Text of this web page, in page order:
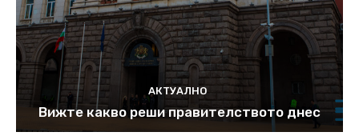
АКТУАЛНО
Вижте какво реши правителството днес